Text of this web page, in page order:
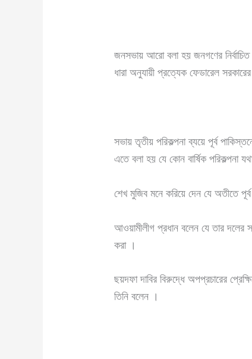
জনসভায় আরো বলা হয় জনগণের নির্বাচিত
ধারা অনুযায়ী প্রত্যেক ফেডারেল
সভায় তৃতীয় পরিকল্পনা ব্যয়ে পূর্ব
এতে বলা হয় যে কোন বার্ষিক পরিকল্পনা
শেখ মুজিব মনে করিয়ে দেন যে অতীতে
আওয়ামীলীগ প্রধান বলেন যে তার
করা ।
ছয়দফা দাবির বিরুদ্ধে অপপ্রচারের
তিনি বলেন ।